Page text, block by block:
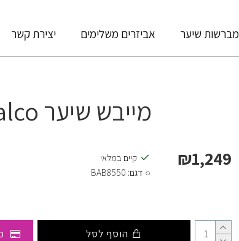
מברשות שיער אביזרים משלימים יצירת קשר
מייבש שיער Falco
₪1,249
קיים במלאי
דגם: BAB8550
הוסף לסל